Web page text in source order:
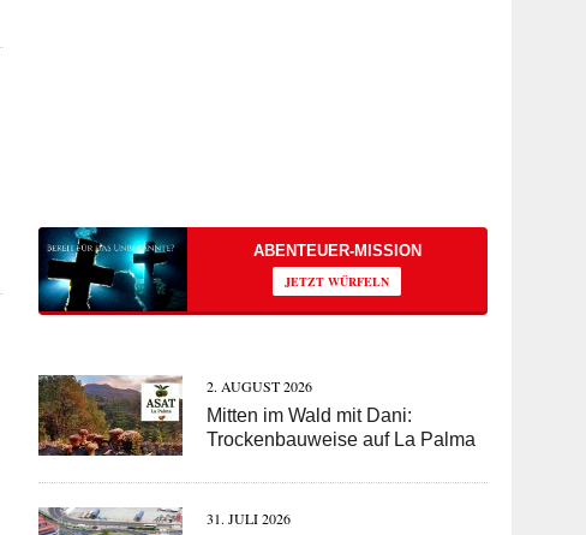
ABENTEUER-MISSION
JETZT WÜRFELN
2. AUGUST 2026
Mitten im Wald mit Dani:
Trockenbauweise auf La Palma
31. JULI 2026